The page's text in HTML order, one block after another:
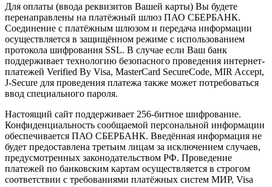
Для оплаты (ввода реквизитов Вашей карты) Вы будете
перенаправлены на платёжный шлюз ПАО СБЕРБАНК.
Соединение с платёжным шлюзом и передача информации
осуществляется в защищённом режиме с использованием
протокола шифрования SSL. В случае если Ваш банк
поддерживает технологию безопасного проведения интернет-
платежей Verified By Visa, MasterCard SecureCode, MIR Accept,
J-Secure для проведения платежа также может потребоваться
ввод специального пароля.
Настоящий сайт поддерживает 256-битное шифрование.
Конфиденциальность сообщаемой персональной информации
обеспечивается ПАО СБЕРБАНК. Введённая информация не
будет предоставлена третьим лицам за исключением случаев,
предусмотренных законодательством РФ. Проведение
платежей по банковским картам осуществляется в строгом
соответствии с требованиями платёжных систем МИР, Visa